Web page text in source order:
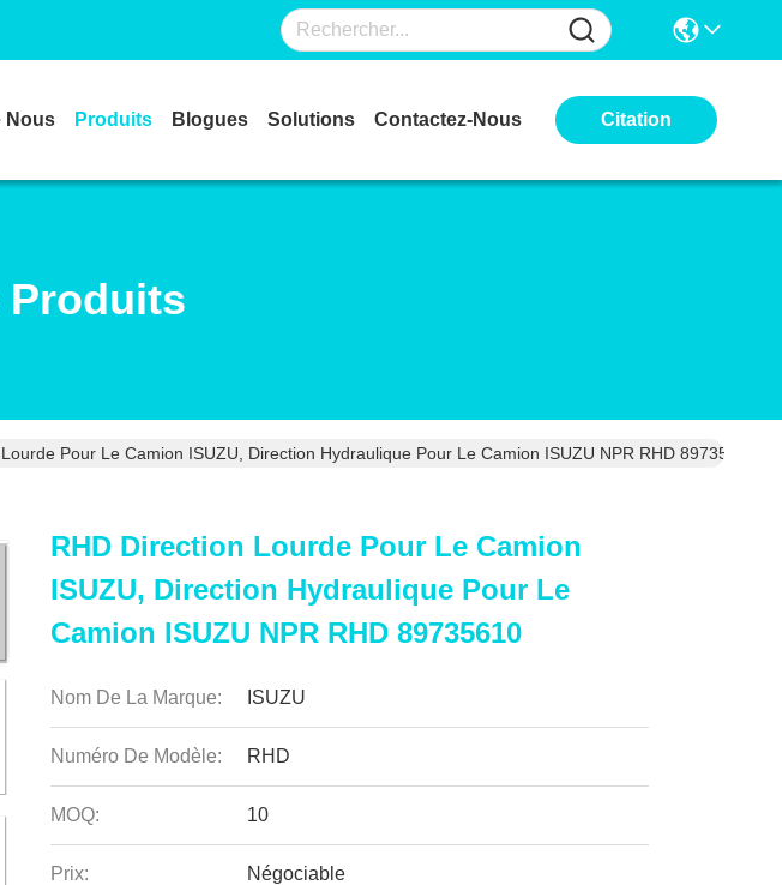
Nous Produits Blogues Solutions Contactez-Nous Citation
Produits
Pour Le Camion ISUZU, Direction Hydraulique Pour Le Camion ISUZU NPR RHD 89735610
RHD Direction Lourde Pour Le Camion
ISUZU, Direction Hydraulique Pour Le
Camion ISUZU NPR RHD 89735610
Nom De La Marque: ISUZU
Numéro De Modèle: RHD
MOQ: 10
Prix: Négociable